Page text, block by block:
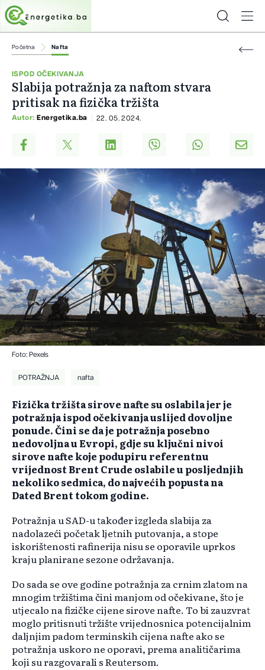
Početna Nafta
ISPOD OČEKIVANJA
Slabija potražnja za naftom stvara
pritisak na fizička tržišta
Autor: Energetika.ba 22. 05. 2024.
Foto: Pexels
POTRAŽNJA nafta
Fizička tržišta sirove nafte su oslabila jer je
potražnja ispod očekivanja uslijed dovoljne
ponude. Čini se da je potražnja posebno
nedovoljna u Evropi, gdje su ključni nivoi
sirove nafte koje podupiru referentnu
vrijednost Brent Crude oslabile u posljednjih
nekoliko sedmica, do najvećih popusta na
Dated Brent tokom godine.
Potražnja u SAD-u također izgleda slabija za
nadolazeći početak ljetnih putovanja, a stope
iskorištenosti rafinerija nisu se oporavile uprkos
kraju planirane sezone održavanja.
Do sada se ove godine potražnja za crnim zlatom na
mnogim tržištima čini manjom od očekivane, što je
utjecalo na fizičke cijene sirove nafte. To bi zauzvrat
moglo pritisnuti tržište vrijednosnica potencijalnim
daljnjim padom terminskih cijena nafte ako se
potražnja uskoro ne oporavi, prema analitičarima
koji su razgovarali s Reutersom.